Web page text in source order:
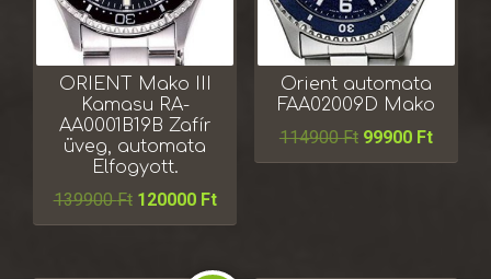
ORIENT Mako III
Kamasu RA-
AA0001B19B Zafír
üveg, automata
Elfogyott.
139900Ft 120000 Ft
Orient automata
FAA02009D Mako
114900Ft 99900 Ft